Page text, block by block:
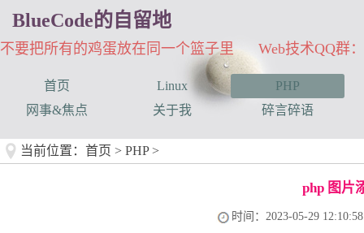
BlueCode的自留地
不要把所有的鸡蛋放在同一个篮子里 Web技术QQ群：
首页 Linux
PHP
网事&焦点
关于我 碎言碎语
当前位置： 首页 > PHP>
php 图片
时间：2023-05-29 12:10:58